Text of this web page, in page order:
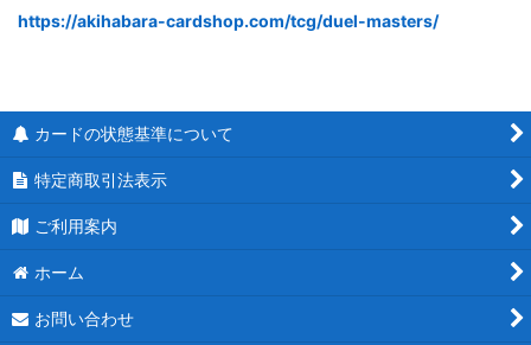
https://akihabara-cardshop.com/tcg/duel-masters/
カードの状態基準について
特定商取引法表示
ご利用案内
ホーム
お問い合わせ